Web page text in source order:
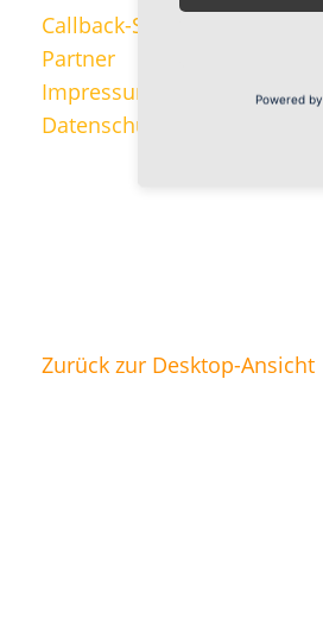
Callback-Service
Partner
Impressum
Datenschutzerklärung
Zurück zur Desktop-Ansicht
Powered by